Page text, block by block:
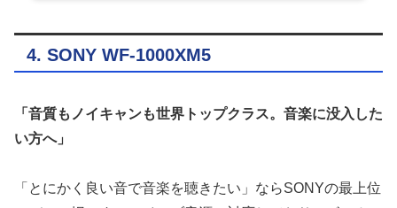
4. SONY WF-1000XM5
「音質もノイキャンも世界トップクラス。音楽に没入した
い方へ」
「とにかく良い音で音楽を聴きたい」ならSONYの最上位